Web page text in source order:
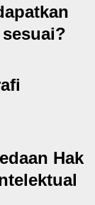
Hak